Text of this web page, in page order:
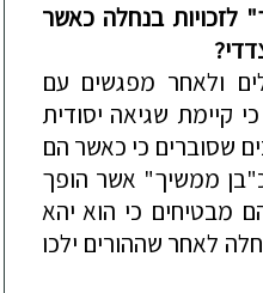
לזכויות בנחלה כאשר
ולאחר מפגשים עם
קיימת שגיאה יסודית
שסוברים כי כאשר הם
ממשיך" אשר הופך
מבטיחים כי הוא יהא
לאחר שההורים ילכו